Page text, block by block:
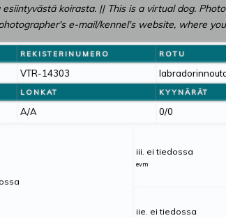
koirasta. || This is a virtual dog.
e-mail/kennel's website, where
REKISTERINUMERO ROTU
VTR-14303
LONKAT KYYNÄRÄT
A/A 0/0
iii. ei tiedossa
evm
iie. ei tiedossa